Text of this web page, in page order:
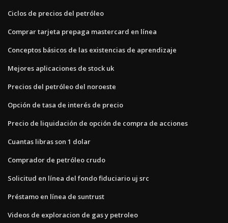
Ciclos de precios del petróleo
Comprar tarjeta prepaga mastercard en línea
Conceptos básicos de las existencias de aprendizaje
Mejores aplicaciones de stock uk
Precios del petróleo del noroeste
Opción de tasa de interés de precio
Precio de liquidación de opción de compra de acciones
Cuantas libras son 1 dolar
Comprador de petróleo crudo
Solicitud en línea del fondo fiduciario uj src
Préstamo en línea de suntrust
Videos de exploracion de gas y petroleo